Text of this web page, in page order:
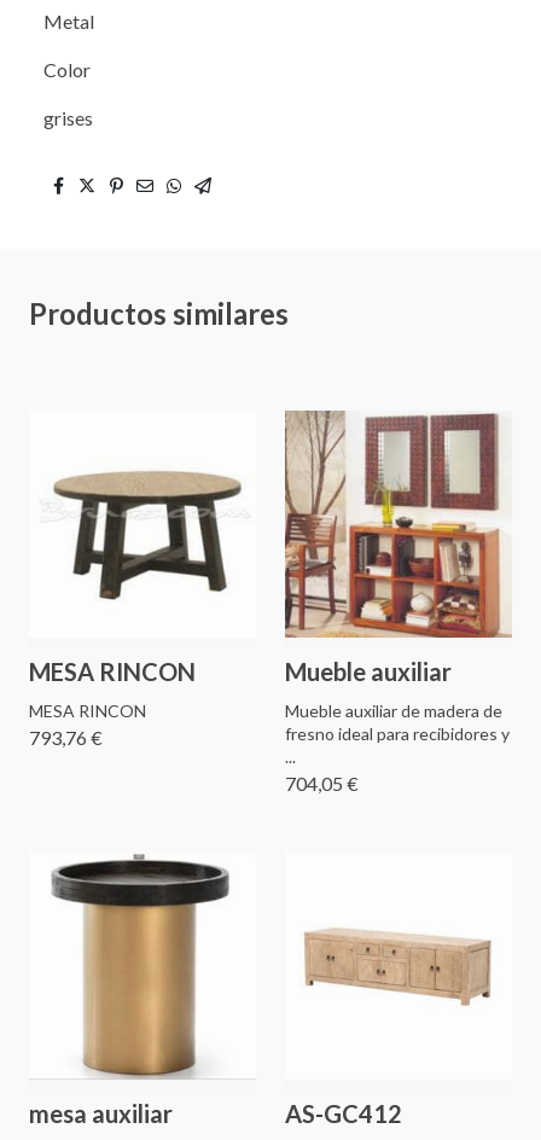
Metal
Color
grises
Productos similares
MESA RINCON
MESA RINCON
793,76 €
Mueble auxiliar
Mueble auxiliar de madera de
fresno ideal para recibidores y
...
704,05 €
mesa auxiliar AS-GC412